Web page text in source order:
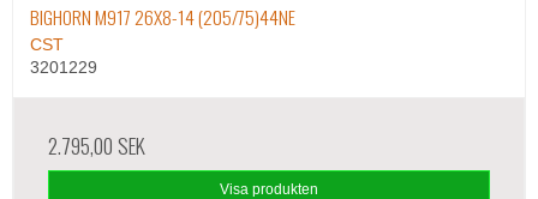
BIGHORN M917 26X8-14 (205/75)44NE
CST
3201229
2.795,00 SEK
Visa produkten